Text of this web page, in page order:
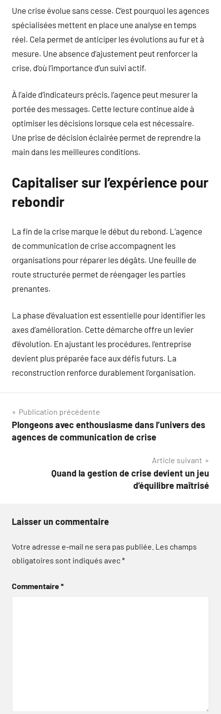
Une crise évolue sans cesse. C’est pourquoi les agences
spécialisées mettent en place une analyse en temps
réel. Cela permet de anticiper les évolutions au fur et à
mesure. Une absence d’ajustement peut renforcer la
crise, d’où l’importance d’un suivi actif.
À l’aide d’indicateurs précis, l’agence peut mesurer la
portée des messages. Cette lecture continue aide à
optimiser les décisions lorsque cela est nécessaire.
Une prise de décision éclairée permet de reprendre la
main dans les meilleures conditions.
Capitaliser sur l’expérience pour
rebondir
La fin de la crise marque le début du rebond. L’agence
de communication de crise accompagnent les
organisations pour réparer les dégâts. Une feuille de
route structurée permet de réengager les parties
prenantes.
La phase d’évaluation est essentielle pour identifier les
axes d’amélioration. Cette démarche offre un levier
d’évolution. En ajustant les procédures, l’entreprise
devient plus préparée face aux défis futurs. La
reconstruction renforce durablement l’organisation.
Navigation
de
Publication précédente
Plongeons avec enthousiasme dans l’univers des
agences de communication de crise
Article suivant
Quand la gestion de crise devient un jeu
d’équilibre maîtrisé
Laisser un commentaire
Votre adresse e-mail ne sera pas publiée. Les champs
obligatoires sont indiqués avec*
Commentaire*